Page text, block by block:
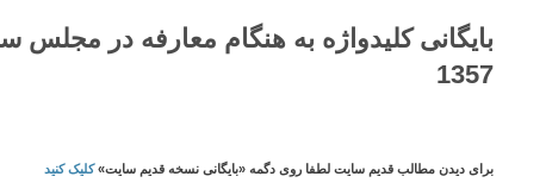
بایگانی کلیدواژه به هنگام معارفه در مجلس
1357
برای دیدن مطالب قدیم سایت لطفا روی دگمه «بایگانی نسخه قدیم سایت»کلیک کنید